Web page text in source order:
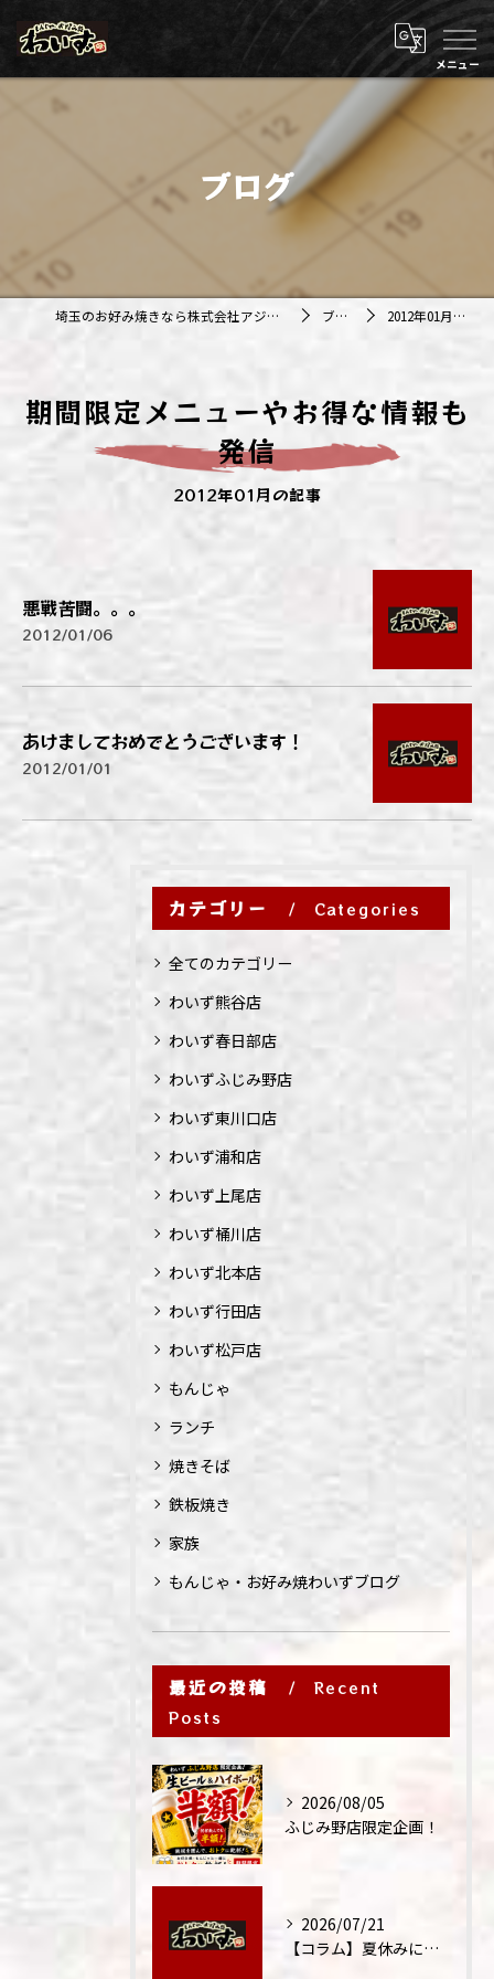
ブログ
埼玉のお好み焼きなら株式会社アジルカンパニー ブログ 2012年01月の記事
期間限定メニューやお得な情報も
発信
2012年01月の記事
悪戦苦闘。。。
2012/01/06
あけましておめでとうございます！
2012/01/01
カテゴリー Categories
全てのカテゴリー
わいず熊谷店
わいず春日部店
わいずふじみ野店
わいず東川口店
わいず浦和店
わいず上尾店
わいず桶川店
わいず北本店
わいず行田店
わいず松戸店
もんじゃ
ランチ
焼きそば
鉄板焼き
家族
もんじゃ・お好み焼わいずブログ
最近の投稿
Recent
Posts
2026/08/05
ふじみ野店限定企画！
2026/07/21
【コラム】夏休みに家族外食が増える理由